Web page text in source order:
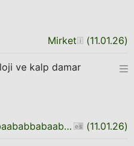
Mirket (11.01.26)
ve kalp damar
abbabaabbaababbabaababbaabbabaab (11.01.26)